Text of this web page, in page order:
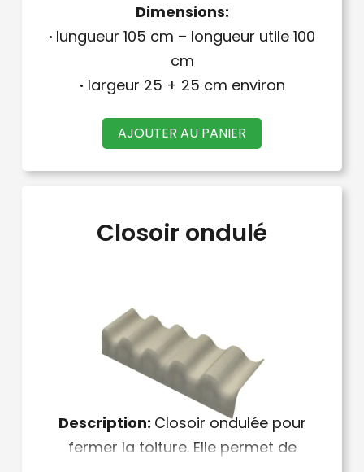
Dimensions:
· lungueur 105 cm – longueur utile 100
cm
· largeur 25 + 25 cm environ
AJOUTER AU PANIER
Closoir ondulé
Description: Closoir ondulée pour
fermer la toiture. Elle permet de